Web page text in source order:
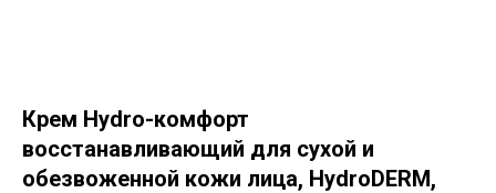
Крем Hydro-комфорт
восстанавливающий для сухой и
обезвоженной кожи лица, HydroDERM,